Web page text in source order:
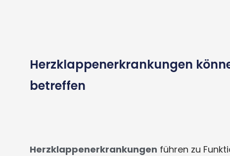
Herzklappenerkrankungen
betreffen
Herzklappenerkrankungen führen zu